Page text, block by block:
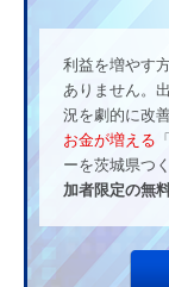
利益を増やす
ありません。
況を劇的に改
お金が増える
ーを茨城県つ
加者限定の無